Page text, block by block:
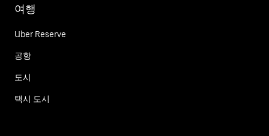
여행
Uber Reserve
공항
도시
택시 도시